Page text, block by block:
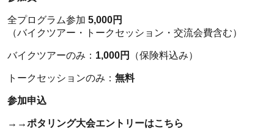
全プログラム参加 5,000円
（バイクツアー・トークセッション・交流会費含む）
バイクツアーのみ： 1,000円 （保険料込み）
トークセッションのみ： 無料
参加申込
→→ポタリング大会エントリーはこちら